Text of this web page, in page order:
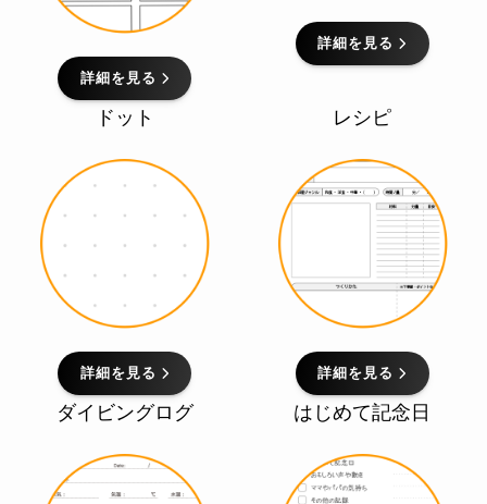
詳細を見る
詳細を見る
ドット
詳細を見る
レシピ
詳細を見る
ダイビングログ はじめて記念日